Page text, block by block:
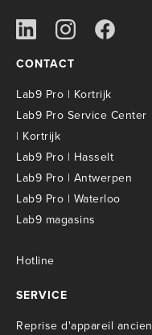
CONTACT
Lab9 Pro | Kortrijk
Lab9 Pro Service Center
| Kortrijk
Lab9 Pro | Hasselt
Lab9 Pro | Antwerpen
Lab9 Pro | Waterloo
Lab9 magasins
Hotline
SERVICE
Reprise d'appareil ancien